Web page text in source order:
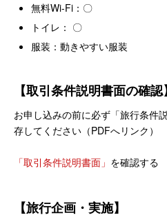
無料Wi-Fi：〇
トイレ： 〇
服装：動きやすい服装
【取引条件説明書面の確認
お申し込みの前に必ず「旅行条件
存してください（PDFへリンク）
「取引条件説明書面」 を確認する
【旅行企画・実施】